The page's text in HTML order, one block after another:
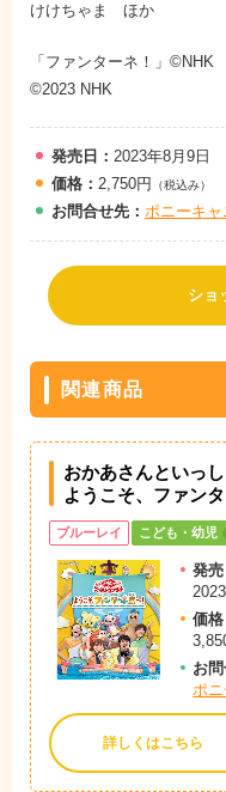
けけちゃま ほか
「ファンターネ！」©NHK
©2023 NHK
発売日： 2023年8月9日
価格： 2,750円 （税込み）
お問合せ先： ポニーキ
ショ
関連商品
おかあさんといっ
ようこそ、ファン
ブルーレイ こども・幼児
発売
価格
お問
ポ
詳しくはこちら